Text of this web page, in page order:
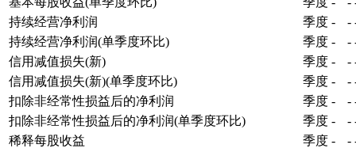
持续经营净利润
季度 - -
持续经营净利润(单季度环比)
季度 - -
信用减值损失(新)
季度 - -
信用减值损失(新)(单季度环比)
季度 - -
扣除非经常性损益后的净利润
季度 - -
扣除非经常性损益后的净利润(单季度环比)
季度 - -
稀释每股收益
季度 - -